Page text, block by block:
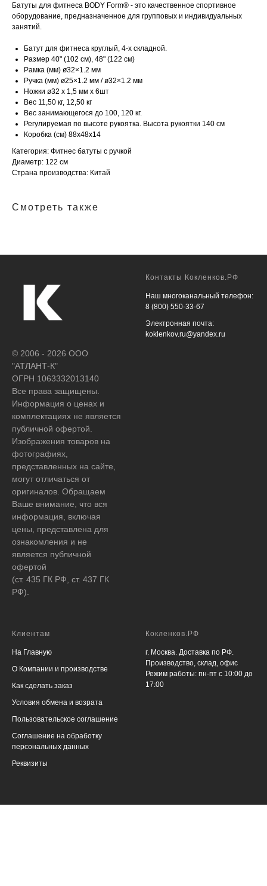
Батуты для фитнеса BODY Form® - это качественное спортивное
оборудование, предназначенное для групповых и индивидуальных
занятий.
Батут для фитнеса круглый, 4-х складной.
Размер 40" (102 см), 48" (122 см)
Рамка (мм) ø32×1.2 мм
Ручка (мм) ø25×1.2 мм / ø32×1.2 мм
Ножки ø32 х 1,5 мм х 6шт
Вес 11,50 кг, 12,50 кг
Вес занимающегося до 100, 120 кг.
Регулируемая по высоте рукоятка. Высота рукоятки 140 см
Коробка (см) 88x48x14
Категория: Фитнес батуты с ручкой
Диаметр: 122 см
Страна производства: Китай
Смотреть также
© 2006 - 2026 ООО
"АТЛАНТ-К"
ОГРН 1063332013140
Все права защищены.
Информация о ценах и
комплектациях не является
публичной офертой.
Изображения товаров на
фотографиях,
представленных на сайте,
могут отличаться от
оригиналов. Обращаем
Ваше внимание, что вся
информация, включая
цены, представлена для
ознакомления и не
является публичной
офертой
(ст. 435 ГК РФ, ст. 437 ГК
РФ).
Контакты Кокленков.РФ
Наш многоканальный телефон:
8 (800) 550-33-67
Электронная почта:
koklenkov.ru@yandex.ru
Клиентам
На Главную
О Компании и производстве
Как сделать заказ
Условия обмена и возрата
Пользовательское соглашение
Соглашение на обработку
персональных данных
Реквизиты
Кокленков.РФ
г. Москва. Доставка по РФ.
Производство, склад, офис
Режим работы: пн-пт с 10:00 до
17:00